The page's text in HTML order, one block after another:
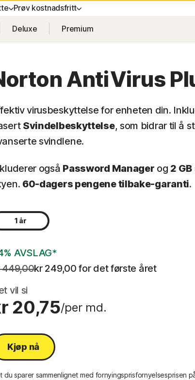
for
for iOS™
PERSONVERN
Norton AntiTrack
Prøv kostnadsfritt
KOSTNADSFRITT
Deluxe Premium
AntiVirus
virusbeskyttelse for enheten din.
Svindelbeskyttelse, som bidrar til å
svindlene.
også Password Manager og 2 GB
60-dagers pengene tilbake-garanti.
1 år
AVSLAG*
449,00kr 249,00 for det første året
vil si
20,75/per md.
Kjøp nå
du sparer sammenlignet med fornyingsprisfornyelsesprisen